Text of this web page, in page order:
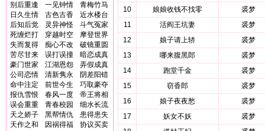
别后重逢
一见钟情
青梅竹马
日久生情
古色古香
近水楼台
后知后觉
灵异神怪
斗气冤家
死缠烂打
穿越时空
摩登世界
失而复得
痴心不改
破镜重圆
苦尽甘来
误打误撞
暗恋成真
豪门世家
江湖恩怨
弄假成真
公司恋情
清新隽永
阴差阳错
命中注定
前世今生
巧取豪夺
报仇雪恨
春风一度
帝王将相
误会重重
青春校园
细水长流
天之娇子
黑帮情仇
患得患失
天作之和
因祸得福
协议买卖
10
娘娘收钱不找零
裘梦
11
活阎王坑妻
裘梦
12
娘子请上轿
裘梦
13
哪来腹黑郎
裘梦
14
跑堂千金
裘梦
15
窃香郎
裘梦
16
娘子夜夜愁
裘梦
17
妖女不妖
裘梦